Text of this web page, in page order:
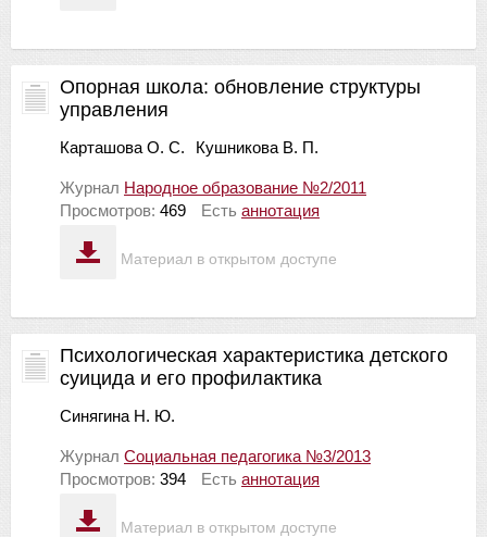
Материал в открытом доступе
Опорная школа: обновление структуры
управления
Карташова О. С. Кушникова В. П.
Журнал Народное образование №2/2011
Просмотров: 469 Есть аннотация
Материал в открытом доступе
Психологическая характеристика детского
суицида и его профилактика
Синягина Н. Ю.
Журнал Социальная педагогика №3/2013
Просмотров: 394 Есть аннотация